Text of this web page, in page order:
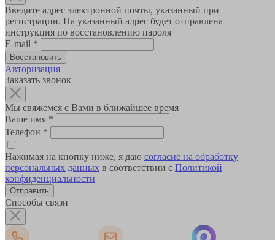
Введите адрес электронной почты, указанный при
регистрации. На указанный адрес будет отправлена
инструкция по восстановлению пароля
E-mail *
Авторизация
Заказать звонок
Мы свяжемся с Вами в ближайшее время
Ваше имя *
Телефон *
Нажимая на кнопку ниже, я даю согласие на обработку
персональных данных в соответствии с Политикой
конфиденциальности
Способы связи